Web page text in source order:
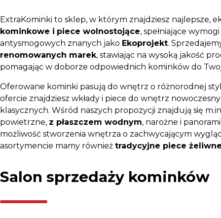
ExtraKominki to sklep, w którym znajdziesz najlepsze,
kominkowe i piece wolnostojące, spełniające
antysmogowych znanych jako Ekoprojekt.
renomowanych marek, stawiając na wysoką jakość
pomagając w doborze odpowiednich kominków do
Oferowane kominki pasują do wnętrz o różnorodnej
ofercie znajdziesz wkłady i piece do wnętrz
klasycznych. Wśród naszych propozycji znajdują się
powietrzne, z płaszczem wodnym, narożne i
możliwość stworzenia wnętrza o zachwycającym
asortymencie mamy również tradycyjne piece
Salon sprzedaży kominków